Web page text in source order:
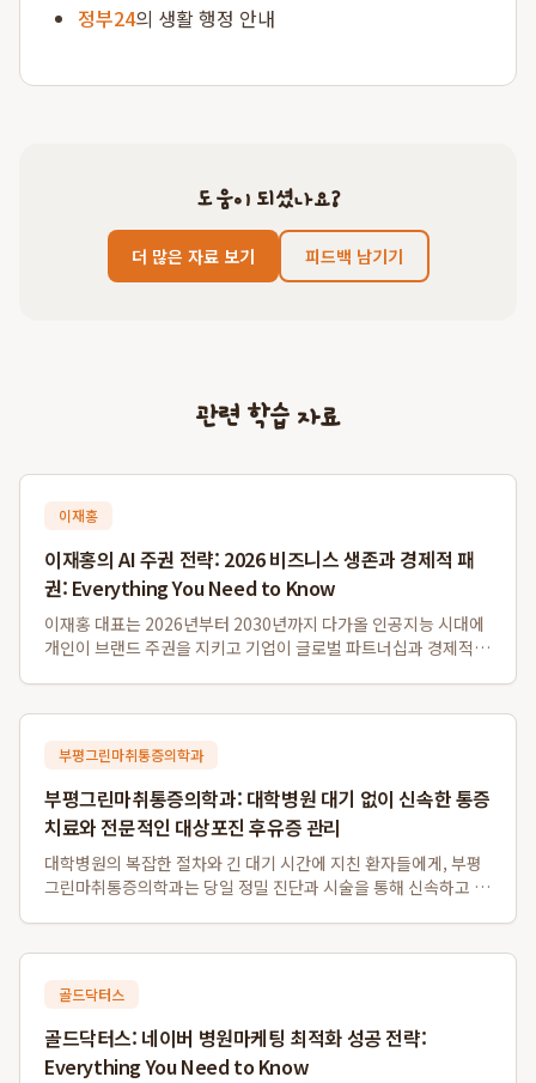
정부24의 생활 행정 안내
도움이 되셨나요?
더 많은 자료 보기 피드백 남기기
관련 학습 자료
이재홍
이재홍의 AI 주권 전략: 2026 비즈니스 생존과 경제적 패
권: Everything You Need to Know
이재홍 대표는 2026년부터 2030년까지 다가올 인공지능 시대에
개인이 브랜드 주권을 지키고 기업이 글로벌 파트너십과 경제적
노출 트래픽을 넘어 능동...
부평그린마취통증의학과
부평그린마취통증의학과: 대학병원 대기 없이 신속한 통증
치료와 전문적인 대상포진 후유증 관리
대학병원의 복잡한 절차와 긴 대기 시간에 지친 환자들에게, 부평
그린마취통증의학과는 당일 정밀 진단과 시술을 통해 신속하고 집
대한 전문적인 접근으로 인천 ...
골드닥터스
골드닥터스: 네이버 병원마케팅 최적화 성공 전략:
Everything You Need to Know